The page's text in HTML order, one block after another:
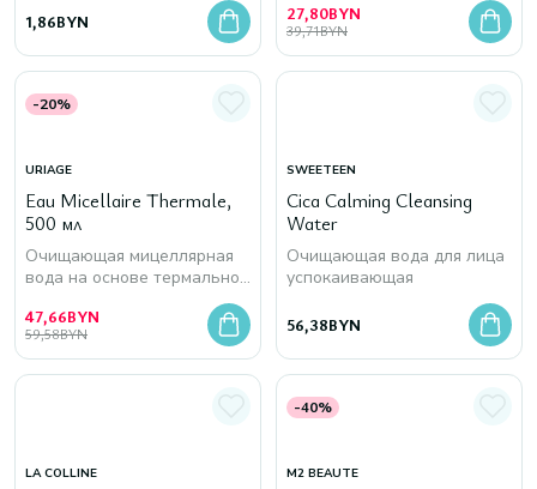
1,86BYN
27,80BYN
39,71BYN
-20%
URIAGE
Eau Micellaire Thermale,
500 мл
Очищающая мицеллярная
вода на основе термальной
47,66BYN
59,58BYN
SWEETEEN
Cica Calming Cleansing
Water
Очищающая вода для лица
успокаивающая
56,38BYN
LA COLLINE
-40%
M2 BEAUTE